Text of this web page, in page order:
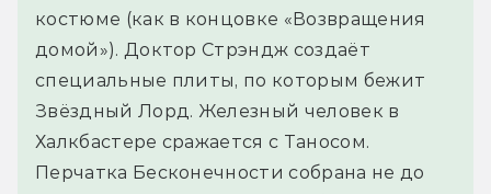
костюме (как в концовке «Возвращения
домой»). Доктор Стрэндж создаёт
специальные плиты, по которым бежит
Звёздный Лорд. Железный человек в
Халкбастере сражается с Таносом.
Перчатка Бесконечности собрана не до